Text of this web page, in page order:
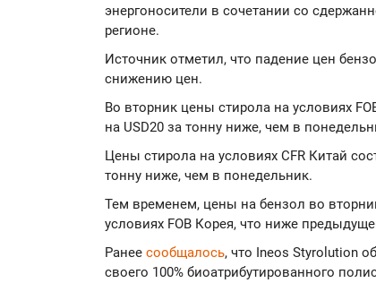
энергоносители в сочетании со
регионе.
Источник отметил, что падение цен
снижению цен.
Во вторник цены стирола на условиях
на USD20 за тонну ниже, чем в
Цены стирола на условиях CFR Китай
тонну ниже, чем в понедельник.
Тем временем, цены на бензол во
условиях FOB Корея, что ниже
Ранее сообщалось, что Ineos Styrolution
своего 100% биоатрибутированного